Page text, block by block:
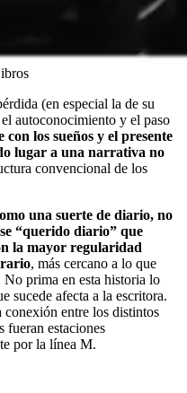
(en especial la de su
autoconocimiento y el paso
los sueños y el presente
lugar a una narrativa no
convencional de los
una suerte de diario, no
“querido diario” que
la mayor regularidad
, más cercano a lo que
No prima en esta historia lo
sucede afecta a la escritora.
conexión entre los distintos
fueran estaciones
por la línea M.